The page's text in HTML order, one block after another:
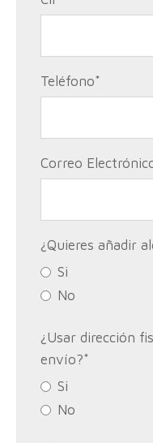
Teléfono*
Correo
¿Quieres añadir
Si
No
¿Usar dirección
envío?*
Si
No